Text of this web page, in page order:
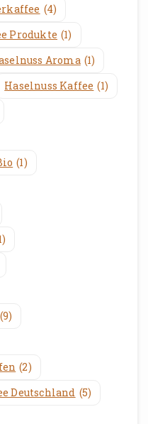
(4)
Produkte (1)
Aroma (1)
Haselnuss Kaffee (1)
(1)
(9)
(2)
Deutschland (5)